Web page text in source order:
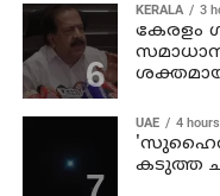
KERALA 3
കേരളം
സമാധാന
UAE 4
കടുത്ത